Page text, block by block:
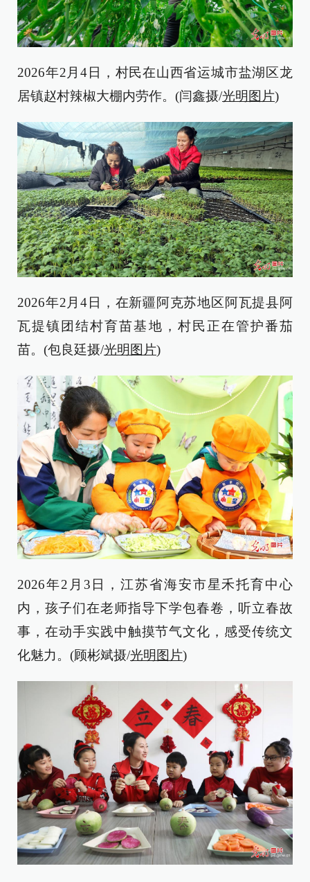
2026年2月4日，村民在山西省运城市盐湖区龙
居镇赵村辣椒大棚内劳作。(闫鑫摄/光明图片)
2026年2月4日，在新疆阿克苏地区阿瓦提县阿
瓦提镇团结村育苗基地，村民正在管护番茄
苗。(包良廷摄/光明图片)
2026年2月3日，江苏省海安市星禾托育中心
内，孩子们在老师指导下学包春卷，听立春故
事，在动手实践中触摸节气文化，感受传统文
化魅力。(顾彬斌摄/光明图片)